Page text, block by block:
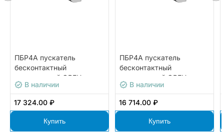
ПБР4А пускатель
бесконтактный
реверсивный ОВЕН
ПБР4А-3
В наличии
17 324.00 ₽
Купить
ПБР4А пускатель
бесконтактный
реверсивный ОВЕН
ПБР4А-1
В наличии
16 714.00 ₽
Купить